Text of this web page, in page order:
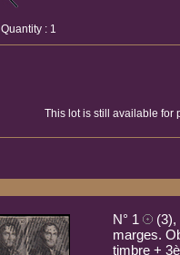
Quantity : 1
This lot is still available for
N° 1
(3),
marges.
timbre +